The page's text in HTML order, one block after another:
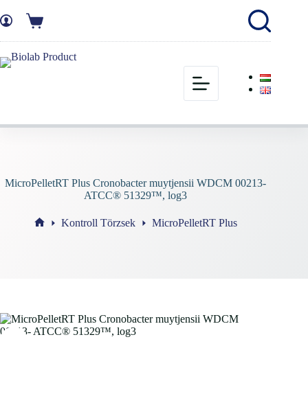
MicroPelletRT Plus Cronobacter muytjensii WDCM 00213-
ATCC® 51329™, log3
Kontroll Törzsek MicroPelletRT Plus